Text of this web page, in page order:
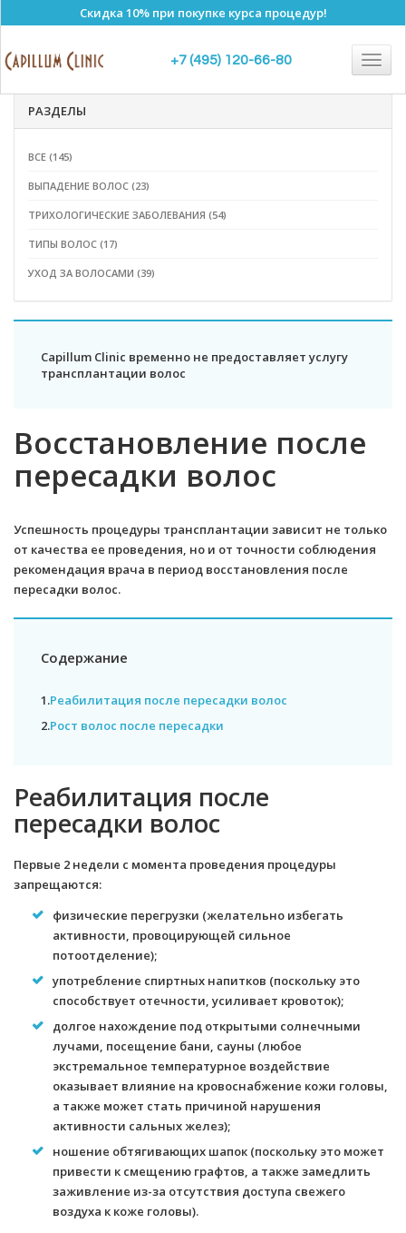
Скидка 10% при покупке курса процедур!
+7 (495) 120-66-80
Полезные статьи
РАЗДЕЛЫ
ВСЕ (145)
ВЫПАДЕНИЕ ВОЛОС (23)
ТРИХОЛОГИЧЕСКИЕ ЗАБОЛЕВАНИЯ (54)
ТИПЫ ВОЛОС (17)
УХОД ЗА ВОЛОСАМИ (39)
Capillum Clinic временно не предоставляет услугу
трансплантации волос
Восстановление после
пересадки волос
Успешность процедуры трансплантации зависит не только
от качества ее проведения, но и от точности соблюдения
рекомендация врача в период восстановления после
пересадки волос.
Содержание
1.Реабилитация после пересадки волос
2.Рост волос после пересадки
Реабилитация после
пересадки волос
Первые 2 недели с момента проведения процедуры
запрещаются:
физические перегрузки (желательно избегать
активности, провоцирующей сильное
потоотделение);
употребление спиртных напитков (поскольку это
способствует отечности, усиливает кровоток);
долгое нахождение под открытыми солнечными
лучами, посещение бани, сауны (любое
экстремальное температурное воздействие
оказывает влияние на кровоснабжение кожи головы,
а также может стать причиной нарушения
активности сальных желез);
ношение обтягивающих шапок (поскольку это может
привести к смещению графтов, а также замедлить
заживление из-за отсутствия доступа свежего
воздуха к коже головы).